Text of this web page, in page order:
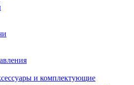
и комплектующие